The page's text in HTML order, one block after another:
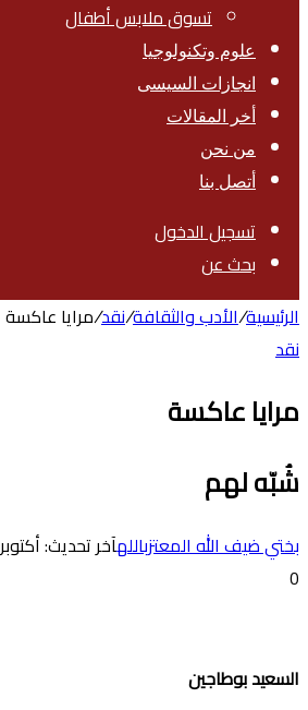
تسوق ملابس أطفال
علوم وتكنولوجيا
انجازات السيسى
أخر المقالات
من نحن
أتصل بنا
تسجيل الدخول
بحث عن
الرئيسية/الأدب والثقافة/نقد/مرايا عاكسة
نقد
مرايا عاكسة
شُبّه لهم
بختي ضيف الله المعتزباللهآخر تحديث: أكتوبر 21, 2018
0
السعيد بوطاجين